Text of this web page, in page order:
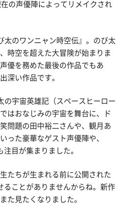
の声優陣によってリメイクされ
太のワンニャン時空伝』。のび太
時空を超えた大冒険が始まりま
優を務めた最後の作品でもあ
深い作品です。
の宇宙英雄記（スペースヒーロー
はおなじみの宇宙を舞台に、ド
問題の田中裕二さんや、観月あ
った豪華なゲスト声優陣や、
目が集まりました。
たちが生まれる前に公開された
ることがありませんからね。新作
た見たくなりました。